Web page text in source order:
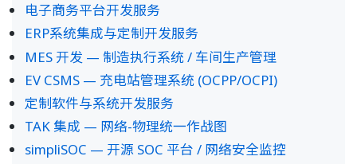
电子商务平台开发服务
ERP系统集成与定制开发服务
MES 开发 — 制造执行系统 / 车间生产管理
EV CSMS — 充电站管理系统 (OCPP/OCPI)
定制软件与系统开发服务
TAK 集成 — 网络-物理统一作战图
simpliSOC — 开源 SOC 平台 / 网络安全监控